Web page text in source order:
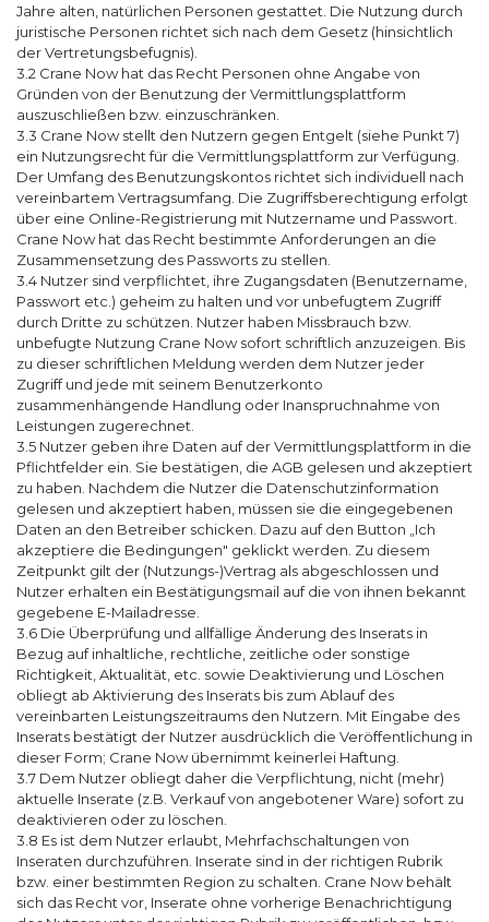
Jahre alten, natürlichen Personen gestattet. Die Nutzung durch
juristische Personen richtet sich nach dem Gesetz (hinsichtlich
der Vertretungsbefugnis).
3.2 Crane Now hat das Recht Personen ohne Angabe von
Gründen von der Benutzung der Vermittlungsplattform
auszuschließen bzw. einzuschränken.
3.3 Crane Now stellt den Nutzern gegen Entgelt (siehe Punkt 7)
ein Nutzungsrecht für die Vermittlungsplattform zur Verfügung.
Der Umfang des Benutzungskontos richtet sich individuell nach
vereinbartem Vertragsumfang. Die Zugriffsberechtigung erfolgt
über eine Online-Registrierung mit Nutzername und Passwort.
Crane Now hat das Recht bestimmte Anforderungen an die
Zusammensetzung des Passworts zu stellen.
3.4 Nutzer sind verpflichtet, ihre Zugangsdaten (Benutzername,
Passwort etc.) geheim zu halten und vor unbefugtem Zugriff
durch Dritte zu schützen. Nutzer haben Missbrauch bzw.
unbefugte Nutzung Crane Now sofort schriftlich anzuzeigen. Bis
zu dieser schriftlichen Meldung werden dem Nutzer jeder
Zugriff und jede mit seinem Benutzerkonto
zusammenhängende Handlung oder Inanspruchnahme von
Leistungen zugerechnet.
3.5 Nutzer geben ihre Daten auf der Vermittlungsplattform in die
Pflichtfelder ein. Sie bestätigen, die AGB gelesen und akzeptiert
zu haben. Nachdem die Nutzer die Datenschutzinformation
gelesen und akzeptiert haben, müssen sie die eingegebenen
Daten an den Betreiber schicken. Dazu auf den Button „Ich
akzeptiere die Bedingungen" geklickt werden. Zu diesem
Zeitpunkt gilt der (Nutzungs-)Vertrag als abgeschlossen und
Nutzer erhalten ein Bestätigungsmail auf die von ihnen bekannt
gegebene E-Mailadresse.
3.6 Die Überprüfung und allfällige Änderung des Inserats in
Bezug auf inhaltliche, rechtliche, zeitliche oder sonstige
Richtigkeit, Aktualität, etc. sowie Deaktivierung und Löschen
obliegt ab Aktivierung des Inserats bis zum Ablauf des
vereinbarten Leistungszeitraums den Nutzern. Mit Eingabe des
Inserats bestätigt der Nutzer ausdrücklich die Veröffentlichung in
dieser Form; Crane Now übernimmt keinerlei Haftung.
3.7 Dem Nutzer obliegt daher die Verpflichtung, nicht (mehr)
aktuelle Inserate (z.B. Verkauf von angebotener Ware) sofort zu
deaktivieren oder zu löschen.
3.8 Es ist dem Nutzer erlaubt, Mehrfachschaltungen von
Inseraten durchzuführen. Inserate sind in der richtigen Rubrik
bzw. einer bestimmten Region zu schalten. Crane Now behält
sich das Recht vor, Inserate ohne vorherige Benachrichtigung